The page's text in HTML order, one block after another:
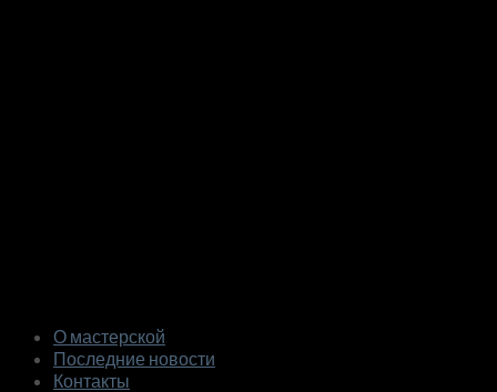
О мастерской
Последние новости
Контакты